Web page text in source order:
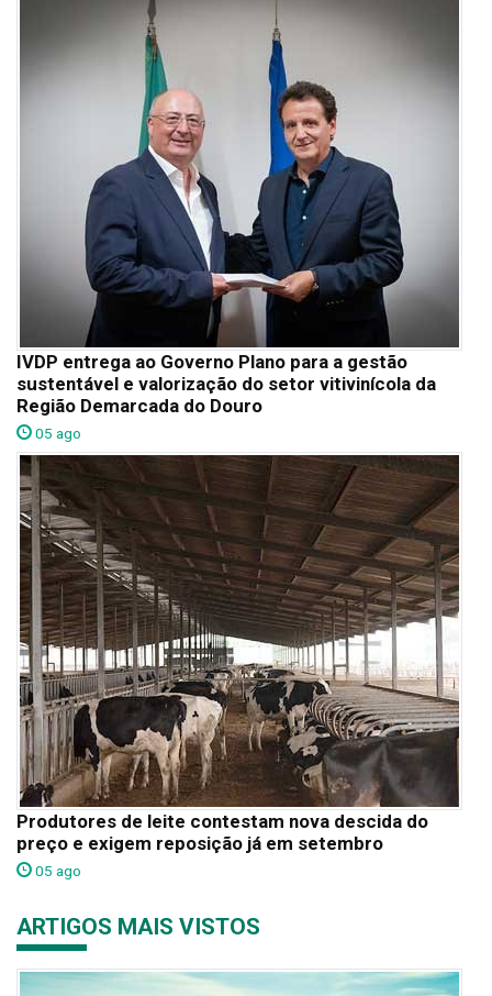
IVDP entrega ao Governo Plano para a gestão
sustentável e valorização do setor vitivinícola da
Região Demarcada do Douro
05 ago
Produtores de leite contestam nova descida do
preço e exigem reposição já em setembro
05 ago
ARTIGOS MAIS VISTOS